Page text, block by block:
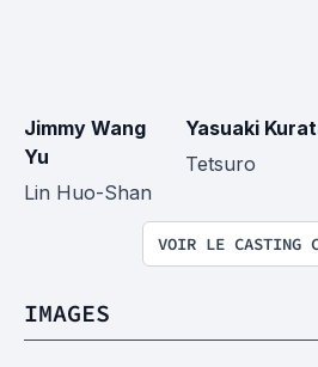
Jimmy Wang
Yu
Lin Huo-Shan
Yasuaki
Tetsuro
VOIR LE CASTING
IMAGES